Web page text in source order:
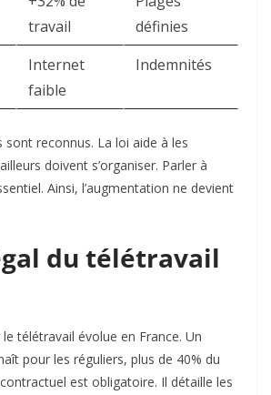
travail
définies ​
Internet
faible
Indemnités ​
sont reconnus. La loi aide à les
doivent s’organiser. Parler à
Ainsi, l’augmentation ne devient
du télétravail
télétravail évolue en France. Un
pour les réguliers, plus de 40% du
est obligatoire. Il détaille les